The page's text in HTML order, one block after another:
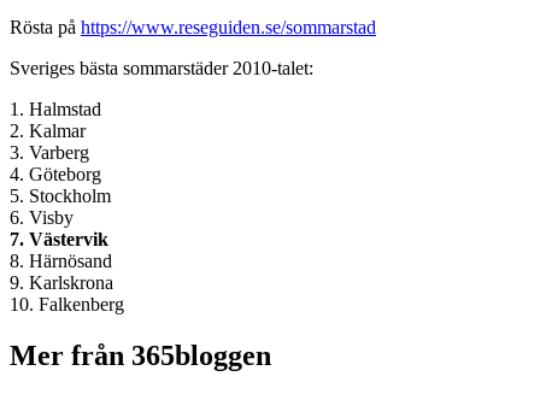
Rösta på https://www.reseguiden.se/sommarstad
Sveriges bästa sommarstäder 2010-talet:
1. Halmstad
2. Kalmar
3. Varberg
4. Göteborg
5. Stockholm
6. Visby
7. Västervik
8. Härnösand
9. Karlskrona
10. Falkenberg
Mer från 365bloggen